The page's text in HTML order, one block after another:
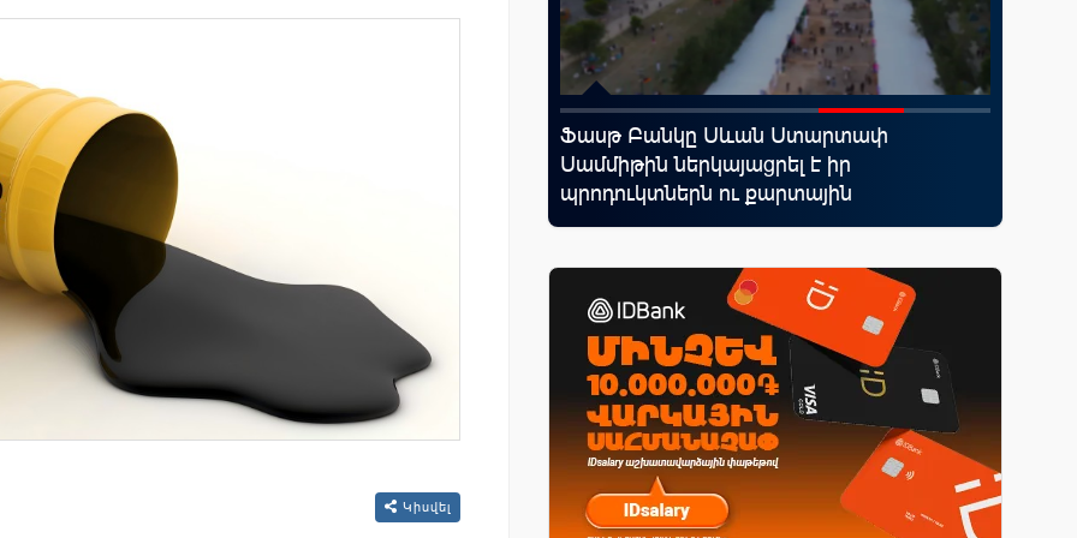
Կիսվել
են
Moody’s-ը IDBank-ի վարկանիշային
հեռանկարը փոխել է դրականի
Ֆասթ Բանկը Սևան Ստարտափ
Սամմիթին ներկայացրել է իր
պրոդուկտներն ու քարտային
առաջարկները